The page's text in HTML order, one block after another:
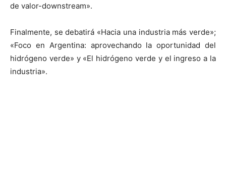
de valor-downstream».
Finalmente, se debatirá «Hacia una industria más verde»;
«Foco en Argentina: aprovechando la oportunidad del
hidrógeno verde» y «El hidrógeno verde y el ingreso a la
industria».